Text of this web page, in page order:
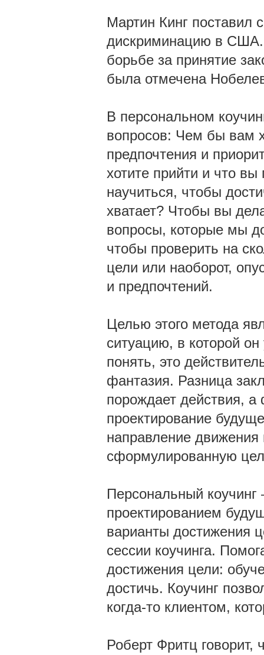
Мартин Кинг поставил
дискриминацию в США.
борьбе за принятие
была отмечена
В персональном
вопросов: Чем бы вам
предпочтения и
хотите прийти и что
научиться, чтобы
хватает? Чтобы вы
вопросы, которые мы
чтобы проверить на
цели или наоборот,
и предпочтений.
Целью этого метода
ситуацию, в которой
понять, это
фантазия. Разница
порождает действия,
проектирование
направление
сформулированную
Персональный
проектированием
варианты достижения
сессии коучинга.
достижения цели:
достичь. Коучинг
когда-то клиентом,
Роберт Фритц говорит,